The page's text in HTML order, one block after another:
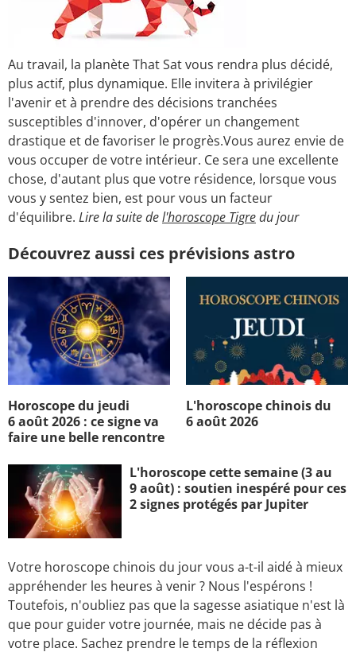
Au travail, la planète That Sat vous rendra plus décidé,
plus actif, plus dynamique. Elle invitera à privilégier
l'avenir et à prendre des décisions tranchées
susceptibles d'innover, d'opérer un changement
drastique et de favoriser le progrès.Vous aurez envie de
vous occuper de votre intérieur. Ce sera une excellente
chose, d'autant plus que votre résidence, lorsque vous
vous y sentez bien, est pour vous un facteur
d'équilibre. Lire la suite del'horoscope Tigredu jour
Découvrez aussi ces prévisions astro
Horoscope du jeudi
6 août 2026 : ce signe va
faire une belle rencontre
L'horoscope chinois du
6 août 2026
L'horoscope cette semaine (3 au
9 août) : soutien inespéré pour ces
2 signes protégés par Jupiter
Votre horoscope chinois du jour vous a-t-il aidé à mieux
appréhender les heures à venir ? Nous l'espérons !
Toutefois, n'oubliez pas que la sagesse asiatique n'est là
que pour guider votre journée, mais ne décide pas à
votre place. Sachez prendre le temps de la réflexion